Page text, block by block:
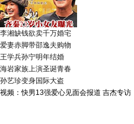
李湘缺钱欲卖千万婚宅
爱妻赤脚带邵逸夫购物
王学兵孙宁明年结婚
海岩家族上演圣诞青春
孙艺珍变身国际大盗
视频：快男13强爱心见面会报道 吉杰专访